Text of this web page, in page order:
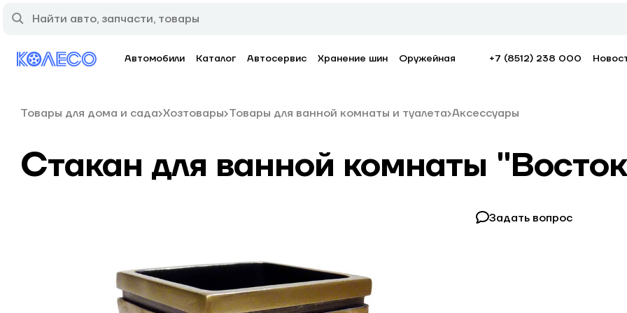
Автомобили Каталог Автосервис Хранение шин Оружейная +7 (8512) 238 000
Товары для дома и сада Хозтовары Товары для ванной комнаты и туалета Аксессуары
Стакан для ванной комнаты
Задать вопрос